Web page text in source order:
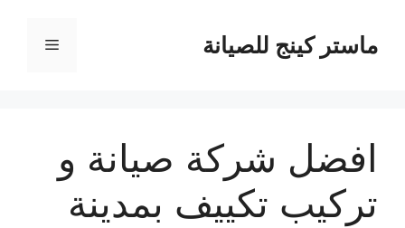
ماستر كينج للصيانة القائمة
افضل شركة صيانة و
تركيب تكييف بمدينة